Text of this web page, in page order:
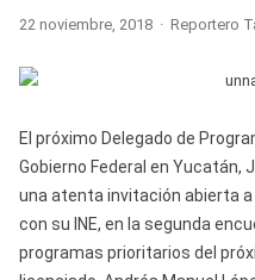
22 noviembre, 2018 Author
Reportero
El próximo Delegado de
Gobierno Federal en Yucatán,
una atenta invitación abierta
con su INE, en la segunda
programas prioritarios del